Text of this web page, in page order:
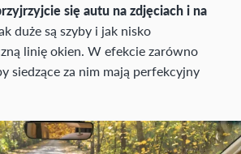
się autu na zdjęciach i na
duże są szyby i jak nisko
linię okien. W efekcie zarówno
siedzące za nim mają perfekcyjny